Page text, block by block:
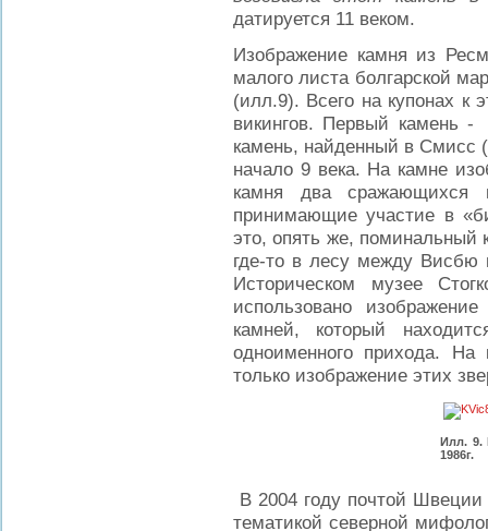
датируется 11 веком.
Изображение камня из
малого листа болгарской
(илл.9). Всего на купонах к
викингов. Первый камень -
камень, найденный в Смисс
начало 9 века. На камне
камня два сражающихся
принимающие участие в
это, опять же, поминальный
где-то в лесу между Висбю
Историческом музее
использовано
камней, который
одноименного прихода. На
только изображение этих
Илл. 9.
1986г.
В 2004 году почтой
тематикой северной